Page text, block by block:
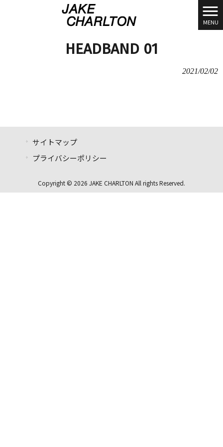
MENU
HEADBAND 01
2021/02/02
サイトマップ
プライバシーポリシー
Copyright © 2026 JAKE CHARLTON All rights Reserved.